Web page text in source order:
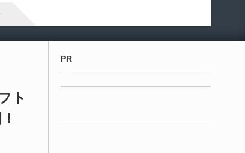
| 直感的にパイプ形状を構築出来るUnre
5...
ト
PR